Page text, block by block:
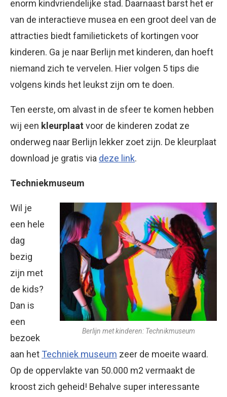
enorm kindvriendelijke stad. Daarnaast barst het er
van de interactieve musea en een groot deel van de
attracties biedt familietickets of kortingen voor
kinderen. Ga je naar Berlijn met kinderen, dan hoeft
niemand zich te vervelen. Hier volgen 5 tips die
volgens kinds het leukst zijn om te doen.
Ten eerste, om alvast in de sfeer te komen hebben
wij een kleurplaat voor de kinderen zodat ze
onderweg naar Berlijn lekker zoet zijn. De kleurplaat
download je gratis via deze link.
Techniekmuseum
Berlijn met kinderen: Technikmuseum
Wil je
een hele
dag
bezig
zijn met
de kids?
Dan is
een
bezoek
aan het Techniek museum zeer de moeite waard.
Op de oppervlakte van 50.000 m2 vermaakt de
kroost zich geheid! Behalve super interessante